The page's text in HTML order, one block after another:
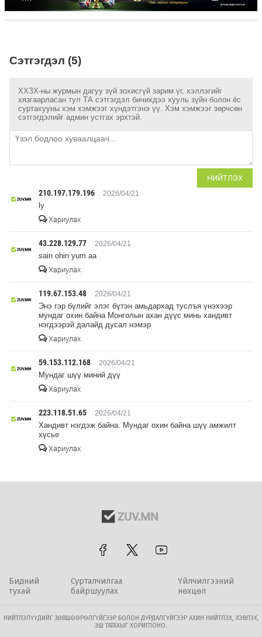
Сэтгэгдэл (5)
ХХЗХ-ны журмын дагуу зүй зохисгүй зарим үг, хэллэгийг
хязгаарласан тул ТА сэтгэгдэл бичихдээ хууль зүйн болон ёс
суртахууны хэм хэмжээг хүндэтгэнэ үү. Хэм хэмжээг зөрчсөн
сэтгэгдэлийг админ устгах эрхтэй.
НИЙТЛЭХ
210.197.179.196 2026/04/21
ly
Хариулах
43.228.129.77 2026/04/21
sain ohin yum aa
Хариулах
119.67.153.48 2026/04/21
Энэ гэр бүлийг элэг бүтэн амьдархад туслъя үнэхээр
мундаг охин байна Монголын ахан дүүс минь хандивт
нэгдээрэй далайд дусал нэмэр
Хариулах
59.153.112.168 2026/04/21
Мундаг шүү миний дүү
Хариулах
223.118.51.65 2026/04/21
Хандивт нэгдэж байна. Мундаг охин байна шүү амжилт
хүсье
Хариулах
Бидний
тухай
Сурталчилгаа
байршуулах
Үйлчилгээний
нөхцөл
НИЙТЛЭЛҮҮДИЙГ ЗӨВШӨӨРӨЛГҮЙГЭЭР БОЛОН ДУРДАЛГҮЙГЭЭР АХИН НИЙТЛЭХ, ХЭВЛЭХ,
ЭШ ТАТАХЫГ ХОРИГЛОНО.